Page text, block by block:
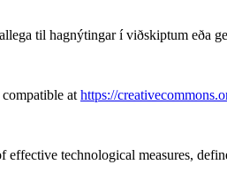
til hagnýtingar í viðskiptum eða
at https://
technological measures,